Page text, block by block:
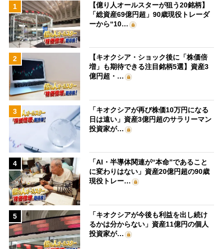
1
【億り人オールスターが狙う20銘柄】
「総資産69億円超」90歳現役トレーダ
ーから“10…
2
【キオクシア・ショック後に「株価倍
増」も期待できる注目銘柄5選】資産3
億円超・…
3
「キオクシアが再び株価10万円になる
日は遠い」資産3億円超のサラリーマン
投資家が…
4
「AI・半導体関連が“本命”であること
に変わりはない」資産20億円超の90歳
現役トレー…
5
「キオクシアが今後も利益を出し続け
るかは分からない」資産11億円の個人
投資家が…